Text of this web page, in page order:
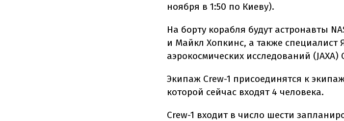
ноября в 1:50 по Киеву).
На борту корабля будут астронавты
и Майкл Хопкинс, а также специалист
аэрокосмических исследований
Экипаж Crew-1 присоединятся к
которой сейчас входят 4 человека.
Crew-1 входит в число шести